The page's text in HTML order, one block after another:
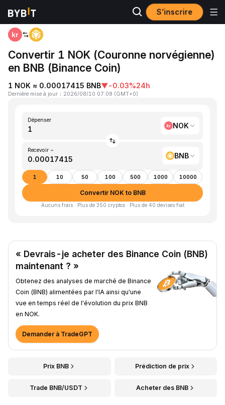
S’inscrire
Accueil
Convertir 1 NOK (Couronne norvégienne)
en BNB (Binance Coin)
1 NOK ≈ 0.00017415 BNB▼-0.03%24h
Dernière mise à jour ： 2026/08/10 07:08 (GMT+0)
Dépenser
NOK
Recevoir ~
BNB
1 10 50 100 500 1000 10000
Convertir NOK to BNB
Aucuns frais · Plus de 350 cryptos · Plus de 40 devises fiat
« Devrais-je acheter des Binance Coin (BNB)
maintenant ? »
Obtenez des analyses de marché de Binance
Coin (BNB) alimentées par l'IA ainsi qu'une
vue en temps réel de l'évolution du prix BNB
en NOK.
Demander à TradeGPT
Prix BNB Prédiction de prix
Trade BNB/USDT Acheter des BNB